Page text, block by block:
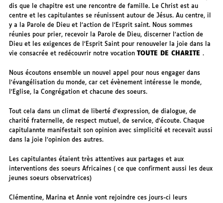
dis que le chapitre est une rencontre de famille. Le Christ est au
centre et les capitulantes se réunissent autour de Jésus. Au centre, il
y a la Parole de Dieu et l’action de l’Esprit saint. Nous sommes
réunies pour prier, recevoir la Parole de Dieu, discerner l’action de
Dieu et les exigences de l’Esprit Saint pour renouveler la joie dans la
vie consacrée et redécouvrir notre vocationTOUTE DE CHARITE.
Nous écoutons ensemble un nouvel appel pour nous engager dans
l’évangélisation du monde, car cet évènement intéresse le monde,
l’Eglise, la Congrégation et chacune des soeurs.
Tout cela dans un climat de liberté d’expression, de dialogue, de
charité fraternelle, de respect mutuel, de service, d’écoute. Chaque
capitulannte manifestait son opinion avec simplicité et recevait aussi
dans la joie l’opinion des autres.
Les capitulantes étaient très attentives aux partages et aux
interventions des soeurs Africaines ( ce que confirment aussi les deux
jeunes soeurs observatrices)
Clémentine, Marina et Annie vont rejoindre ces jours-ci leurs